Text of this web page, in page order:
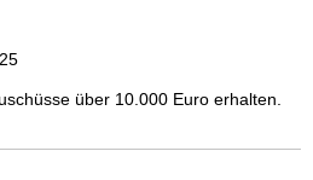
über 10.000 Euro erhalten.